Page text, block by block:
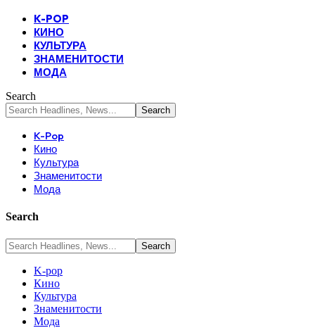
K-POP
КИНО
КУЛЬТУРА
ЗНАМЕНИТОСТИ
МОДА
Search
K-Pop
Кино
Культура
Знаменитости
Мода
Search
K-pop
Кино
Культура
Знаменитости
Мода